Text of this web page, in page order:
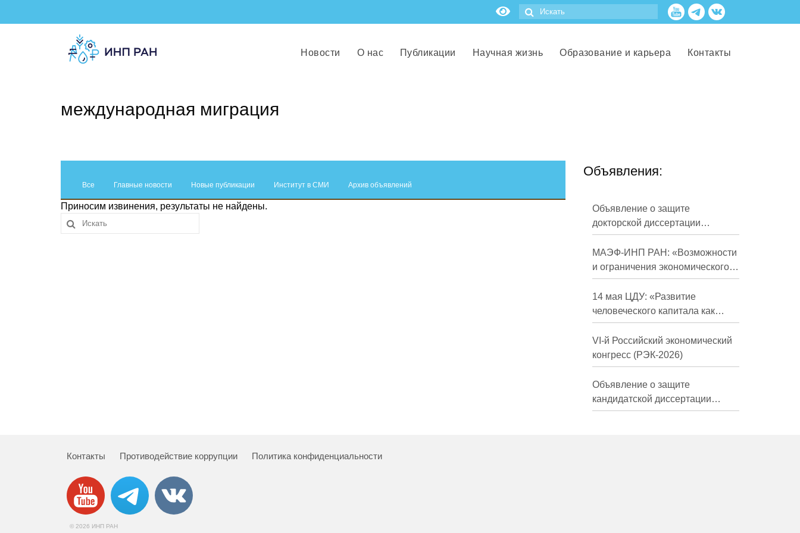
Новости О нас Публикации Научная жизнь Образование и карьера Контакты
международная миграция
Все Главные новости Новые публикации Институт в СМИ Архив объявлений
Приносим извинения, результаты не найдены.
Объявления:
Объявление о защите
докторской диссертации
Кузнецова Михаила
Евгеньевича
МАЭФ-ИНП РАН: «Возможности
и ограничения экономического
развития России в средне- и
долгосрочной перспективе»
14 мая ЦДУ: «Развитие
человеческого капитала как
фактор экономического роста»
VI-й Российский экономический
конгресс (РЭК-2026)
Объявление о защите
кандидатской диссертации
Трындиной Николь Сергеевны
Контакты Противодействие коррупции Политика конфиденциальности
© 2026 ИНП РАН